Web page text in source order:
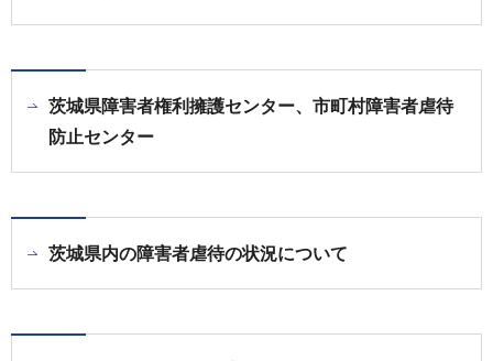
茨城県障害者権利擁護センター、市町村障害者虐待
防止センター
茨城県内の障害者虐待の状況について